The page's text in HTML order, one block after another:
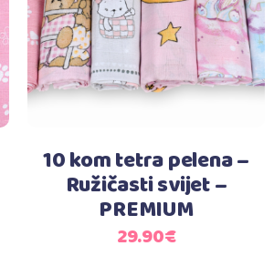
10 kom tetra pelena –
Ružičasti svijet –
PREMIUM
29.90€